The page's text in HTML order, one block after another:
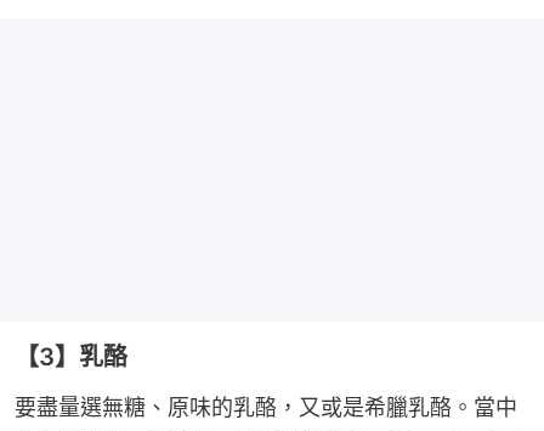
【3】乳酪
要盡量選無糖、原味的乳酪，又或是希臘乳酪。當中